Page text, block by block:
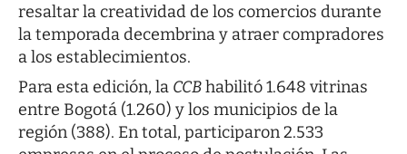
resaltar la creatividad de los comercios durante
la temporada decembrina y atraer compradores
a los establecimientos.
Para esta edición, la CCBhabilitó 1.648 vitrinas
entre Bogotá (1.260) y los municipios de la
región (388). En total, participaron 2.533